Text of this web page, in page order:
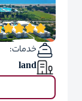
خدمات:
land